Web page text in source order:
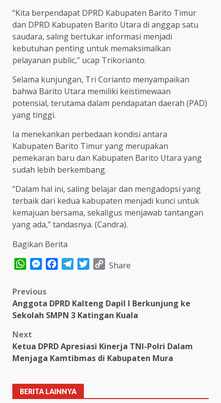
“Kita berpendapat DPRD Kabupaten Barito Timur
dan DPRD Kabupaten Barito Utara di anggap satu
saudara, saling bertukar informasi menjadi
kebutuhan penting untuk memaksimalkan
pelayanan public,” ucap Trikorianto.
Selama kunjungan, Tri Corianto menyampaikan
bahwa Barito Utara memiliki keistimewaan
potensial, terutama dalam pendapatan daerah (PAD)
yang tinggi.
Ia menekankan perbedaan kondisi antara
Kabupaten Barito Timur yang merupakan
pemekaran baru dan Kabupaten Barito Utara yang
sudah lebih berkembang.
“Dalam hal ini, saling belajar dan mengadopsi yang
terbaik dari kedua kabupaten menjadi kunci untuk
kemajuan bersama, sekaligus menjawab tantangan
yang ada,” tandasnya. (Candra).
Bagikan Berita
WhatsAppMessenger
FacebookTelegram
TwitterCopy
Share
Post
navigation
Previous
Anggota DPRD Kalteng Dapil I Berkunjung ke
Sekolah SMPN 3 Katingan Kuala
Next
Ketua DPRD Apresiasi Kinerja TNI-Polri Dalam
Menjaga Kamtibmas di Kabupaten Mura
BERITA LAINNYA